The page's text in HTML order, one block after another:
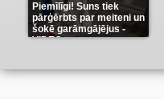
Piemīlīgi! Suns tiek
pārģērbts par meiteni un
šokē garāmgājējus -
VIDEO(8)